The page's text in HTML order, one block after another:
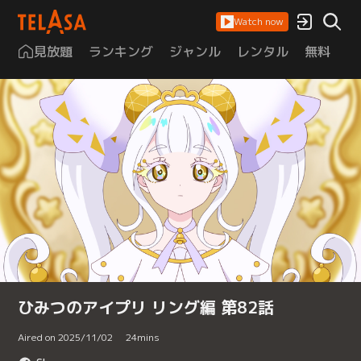
Watch now
見放題 ランキング ジャンル レンタル 無料
ひみつのアイプリ リング編 第82話
Aired on 2025/11/02 24mins